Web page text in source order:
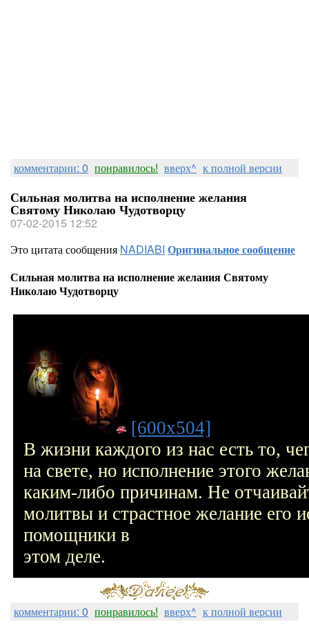
комментарии: 0 понравилось! вверх^ к полной версии
Сильная молитва на исполнение желания
Святому Николаю Чудотворцу
07-02-2015 12:52
Это цитата сообщения NADIABI Оригинальное сообщение
Сильная молитва на исполнение желания Святому
Николаю Чудотворцу
[600x504]
В жизни каждого из нас есть то,
на свете, но исполнение этого
каким-либо причинам. Не
молитвы и страстное желание его
помощники в
этом деле.
комментарии: 0 понравилось! вверх^ к полной версии